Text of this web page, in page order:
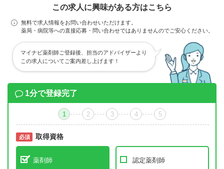
この求人に興味がある方はこちら
無料で求人情報をお問い合わせいただけます。
薬局・病院等への直接応募・問い合わせではありませんのでご安心ください。
マイナビ薬剤師ご登録後、担当のアドバイザーより
この求人についてご案内差し上げます！
1分で登録完了
1 2 3 4 5
必須 取得資格
薬剤師 認定薬剤師